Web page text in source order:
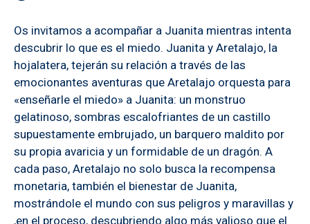
Os invitamos a acompañar a Juanita mientras intenta
descubrir lo que es el miedo. Juanita y Aretalajo, la
hojalatera, tejerán su relación a través de las
emocionantes aventuras que Aretalajo orquesta para
«enseñarle el miedo» a Juanita: un monstruo
gelatinoso, sombras escalofriantes de un castillo
supuestamente embrujado, un barquero maldito por
su propia avaricia y un formidable de un dragón. A
cada paso, Aretalajo no solo busca la recompensa
monetaria, también el bienestar de Juanita,
mostrándole el mundo con sus peligros y maravillas y
,en el proceso, descubriendo algo más valioso que el